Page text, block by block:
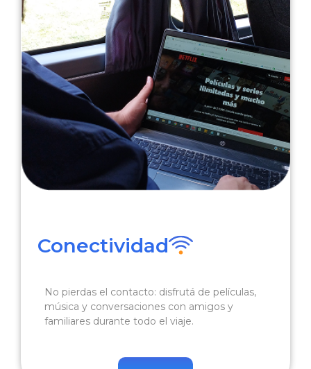
Conectividad
No pierdas el contacto: disfrutá de películas,
música y conversaciones con amigos y
familiares durante todo el viaje.